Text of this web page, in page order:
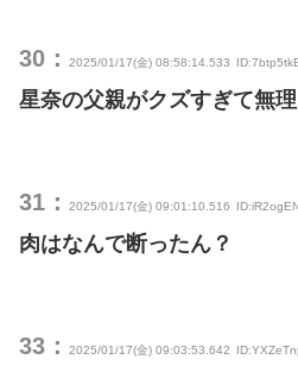
30： 2025/01/17(金) 08:58:14.533
星奈の父親がクズすぎて無
31： 2025/01/17(金) 09:01:10.516
肉はなんで断ったん？
33： 2025/01/17(金) 09:03:53.642